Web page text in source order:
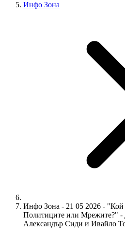
Инфо Зона
Инфо Зона - 21 05 2026 - "Кой
Политиците или Мрежите?" -
Александър Сиди и Ивайло